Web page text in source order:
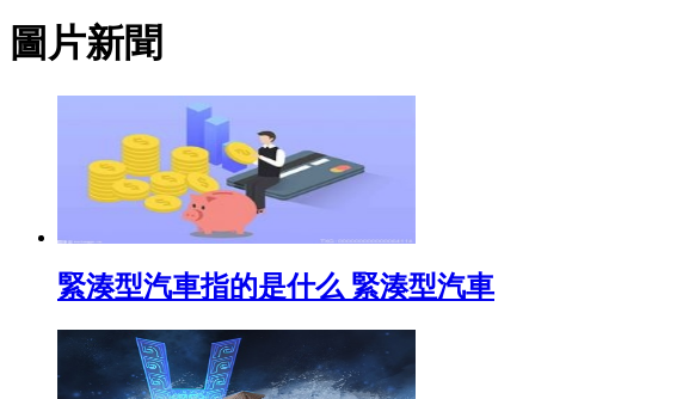
圖片新聞
緊湊型汽車指的是什么 緊湊型汽車